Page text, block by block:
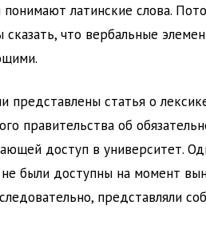
латинские слова.
что вербальные
представлены статья о
правительства об
доступ в университет.
были доступны на момент
представляли